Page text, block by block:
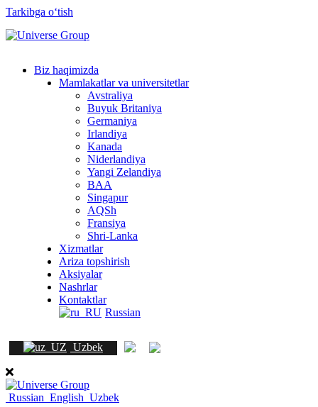
Tarkibga oʻtish
Biz haqimizda
Mamlakatlar va universitetlar
Avstraliya
Buyuk Britaniya
Germaniya
Irlandiya
Kanada
Niderlandiya
Yangi Zelandiya
BAA
Singapur
AQSh
Fransiya
Shri-Lanka
Xizmatlar
Ariza topshirish
Aksiyalar
Nashrlar
Kontaktlar
Russian
Uzbek
Russian English Uzbek